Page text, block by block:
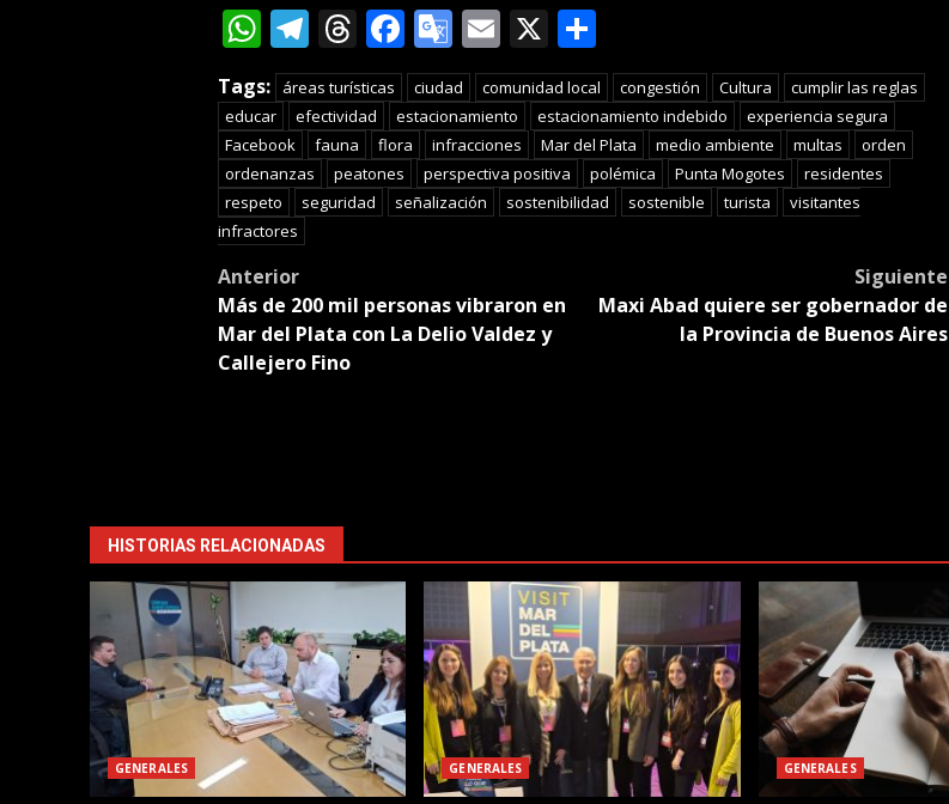
WhatsApp
Telegram
Threads
Facebook
Google
Translate
Email
X Compartir
Tags: áreas turísticas ciudad comunidad local congestión Cultura
cumplir las reglas
educar
efectividad estacionamiento estacionamiento indebido
experiencia segura
Facebook
fauna flora infracciones Mar del Plata medio ambiente multas
orden
ordenanzas
peatones perspectiva positiva polémica Punta Mogotes
residentes
respeto
seguridad señalización sostenibilidad sostenible turista
visitantes
infractores
Post
navigation
Anterior
Más de 200 mil personas vibraron en
Mar del Plata con La Delio Valdez y
Callejero Fino
Siguiente
Maxi Abad quiere ser gobernador de
la Provincia de Buenos Aires
HISTORIAS RELACIONADAS
GENERALES GENERALES GENERALES